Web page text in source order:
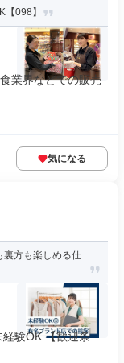
098】
業界などでの販売
気になる
裏方も楽しめる仕
験OK 【歓迎条